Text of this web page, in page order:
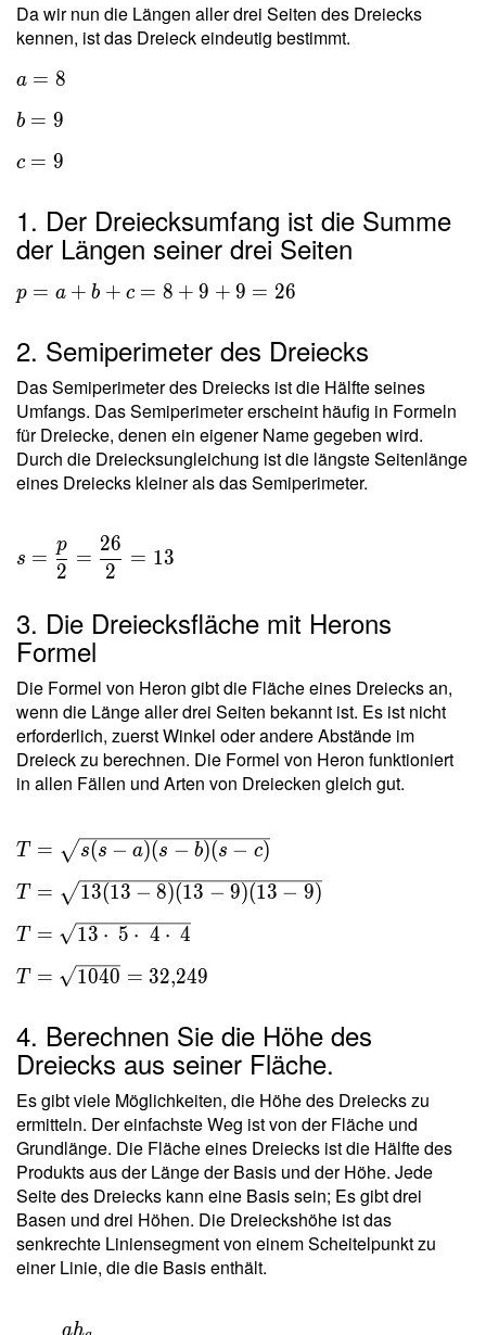
Da wir nun die Längen aller drei Seiten des Dreiecks
kennen, ist das Dreieck eindeutig bestimmt.
a = 8
b = 9
c = 9
1. Der Dreiecksumfang ist die Summe
der Längen seiner drei Seiten
p = a + b + c = 8 + 9 + 9 = 26
2. Semiperimeter des Dreiecks
Das Semiperimeter des Dreiecks ist die Hälfte seines
Umfangs. Das Semiperimeter erscheint häufig in Formeln
für Dreiecke, denen ein eigener Name gegeben wird.
Durch die Dreiecksungleichung ist die längste Seitenlänge
eines Dreiecks kleiner als das Semiperimeter.
s =
2
p
=
2
26
= 13
3. Die Dreiecksfläche mit Herons
Formel
Die Formel von Heron gibt die Fläche eines Dreiecks an,
wenn die Länge aller drei Seiten bekannt ist. Es ist nicht
erforderlich, zuerst Winkel oder andere Abstände im
Dreieck zu berechnen. Die Formel von Heron funktioniert
in allen Fällen und Arten von Dreiecken gleich gut.
T =
s(s-a)(s-
b)(s-c) }
\ \\ T =
\sqrt{
(13-9)
(13-9) }
\ \\ T =
\sqrt{
13 \cdot
\ 5
\cdot \
4 \cdot
\ 4 } \
\\ T =
\sqrt{
32{,}249
T = s(s − a)(s − b)(s − c)
T = 13(13 − 8)(13 − 9)(13 − 9)
T = 13 ⋅ 5 ⋅ 4 ⋅ 4
T = 1040 = 32,249
4. Berechnen Sie die Höhe des
Dreiecks aus seiner Fläche.
Es gibt viele Möglichkeiten, die Höhe des Dreiecks zu
ermitteln. Der einfachste Weg ist von der Fläche und
Grundlänge. Die Fläche eines Dreiecks ist die Hälfte des
Produkts aus der Länge der Basis und der Höhe. Jede
Seite des Dreiecks kann eine Basis sein; Es gibt drei
Basen und drei Höhen. Die Dreieckshöhe ist das
senkrechte Liniensegment von einem Scheitelpunkt zu
einer Linie, die die Basis enthält.
ah